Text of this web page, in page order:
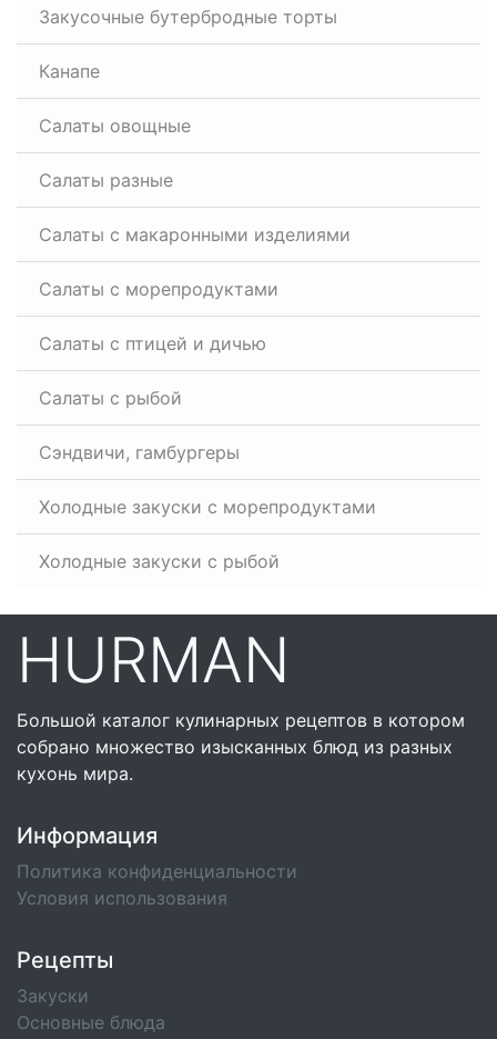
Закусочные бутербродные торты
Канапе
Салаты овощные
Салаты разные
Салаты с макаронными изделиями
Салаты с морепродуктами
Салаты с птицей и дичью
Салаты с рыбой
Сэндвичи, гамбургеры
Холодные закуски с морепродуктами
Холодные закуски с рыбой
HURMAN
Большой каталог кулинарных рецептов в котором
собрано множество изысканных блюд из разных
кухонь мира.
Информация
Политика конфиденциальности
Условия использования
Рецепты
Закуски
Основные блюда